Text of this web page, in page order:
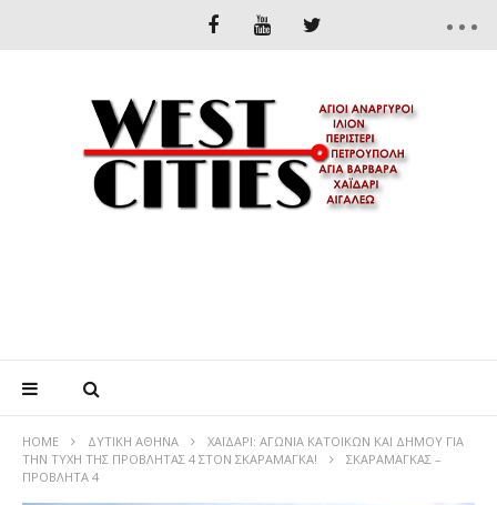
HOME ΔΥΤΙΚΉ ΑΘΉΝΑ
ΧΑΪΔΑΡΙ: ΑΓΩΝΙΑ ΚΑΤΟΙΚΩΝ ΚΑΙ ΔΗΜΟΥ ΓΙΑ
ΤΗΝ ΤΥΧΗ ΤΗΣ ΠΡΟΒΛΗΤΑΣ 4 ΣΤΟΝ ΣΚΑΡΑΜΑΓΚΑ!
ΣΚΑΡΑΜΑΓΚΑΣ –
ΠΡΟΒΛΗΤΑ 4